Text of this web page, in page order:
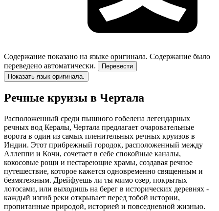
Содержание показано на языке оригинала. Содержание было
переведено автоматически.
Перевести
Показать язык оригинала.
Речные круизы в Чертала
Расположенный среди пышного гобелена легендарных
речных вод Кералы, Чертала предлагает очаровательные
ворота в один из самых пленительных речных круизов в
Индии. Этот прибрежный городок, расположенный между
Аллеппи и Кочи, сочетает в себе спокойные каналы,
кокосовые рощи и нестареющие храмы, создавая речное
путешествие, которое кажется одновременно священным и
безмятежным. Дрейфуешь ли ты мимо озер, покрытых
лотосами, или выходишь на берег в исторических деревнях -
каждый изгиб реки открывает перед тобой истории,
пропитанные природой, историей и повседневной жизнью.